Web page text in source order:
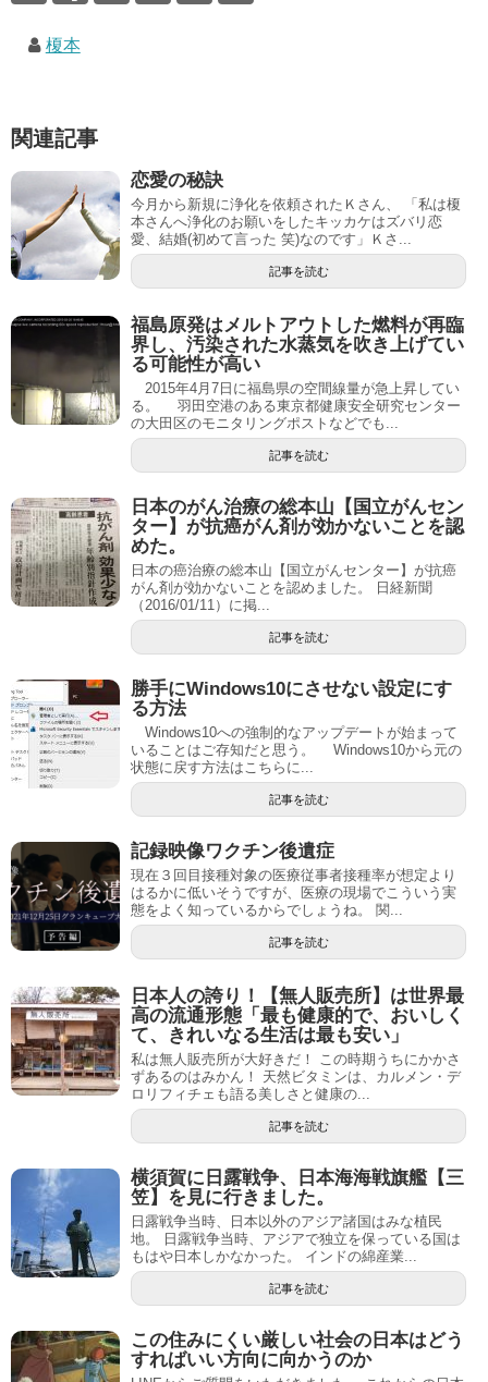
榎本
関連記事
恋愛の秘訣
今月から新規に浄化を依頼されたＫさん、 「私は榎
本さんへ浄化のお願いをしたキッカケはズバリ恋
愛、結婚(初めて言った 笑)なのです」Ｋさ...
記事を読む
福島原発はメルトアウトした燃料が再臨
界し、汚染された水蒸気を吹き上げてい
る可能性が高い
2015年4月7日に福島県の空間線量が急上昇してい
る。 羽田空港のある東京都健康安全研究センター
の大田区のモニタリングポストなどでも...
記事を読む
日本のがん治療の総本山【国立がんセン
ター】が抗癌がん剤が効かないことを認
めた。
日本の癌治療の総本山【国立がんセンター】が抗癌
がん剤が効かないことを認めました。 日経新聞
（2016/01/11）に掲...
記事を読む
勝手にWindows10にさせない設定にす
る方法
Windows10への強制的なアップデートが始まって
いることはご存知だと思う。 Windows10から元の
状態に戻す方法はこちらに...
記事を読む
記録映像ワクチン後遺症
現在３回目接種対象の医療従事者接種率が想定より
はるかに低いそうですが、医療の現場でこういう実
態をよく知っているからでしょうね。 関...
記事を読む
日本人の誇り！【無人販売所】は世界最
高の流通形態「最も健康的で、おいしく
て、きれいなる生活は最も安い」
私は無人販売所が大好きだ！ この時期うちにかかさ
ずあるのはみかん！ 天然ビタミンは、カルメン・デ
ロリフィチェも語る美しさと健康の...
記事を読む
横須賀に日露戦争、日本海海戦旗艦【三
笠】を見に行きました。
日露戦争当時、日本以外のアジア諸国はみな植民
地。 日露戦争当時、アジアで独立を保っている国は
もはや日本しかなかった。 インドの綿産業...
記事を読む
この住みにくい厳しい社会の日本はどう
すればいい方向に向かうのか